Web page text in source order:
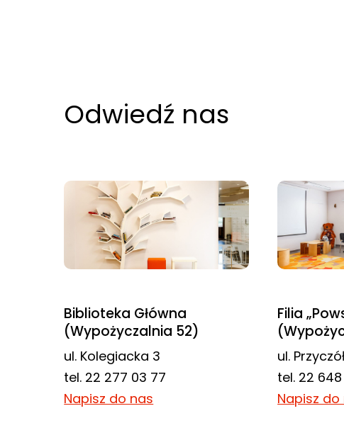
Odwiedź nas
Biblioteka Główna
(Wypożyczalnia 52)
ul. Kolegiacka 3
tel. 22 277 03 77
Napisz do nas
Filia
ul.
tel. 22
Napisz do
podczas
zobaczenie
spersonalizowanych